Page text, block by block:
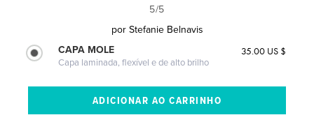
5/5
por Stefanie Belnavis
CAPA MOLE
Capa laminada, flexível e de alto brilho
35.00 US $